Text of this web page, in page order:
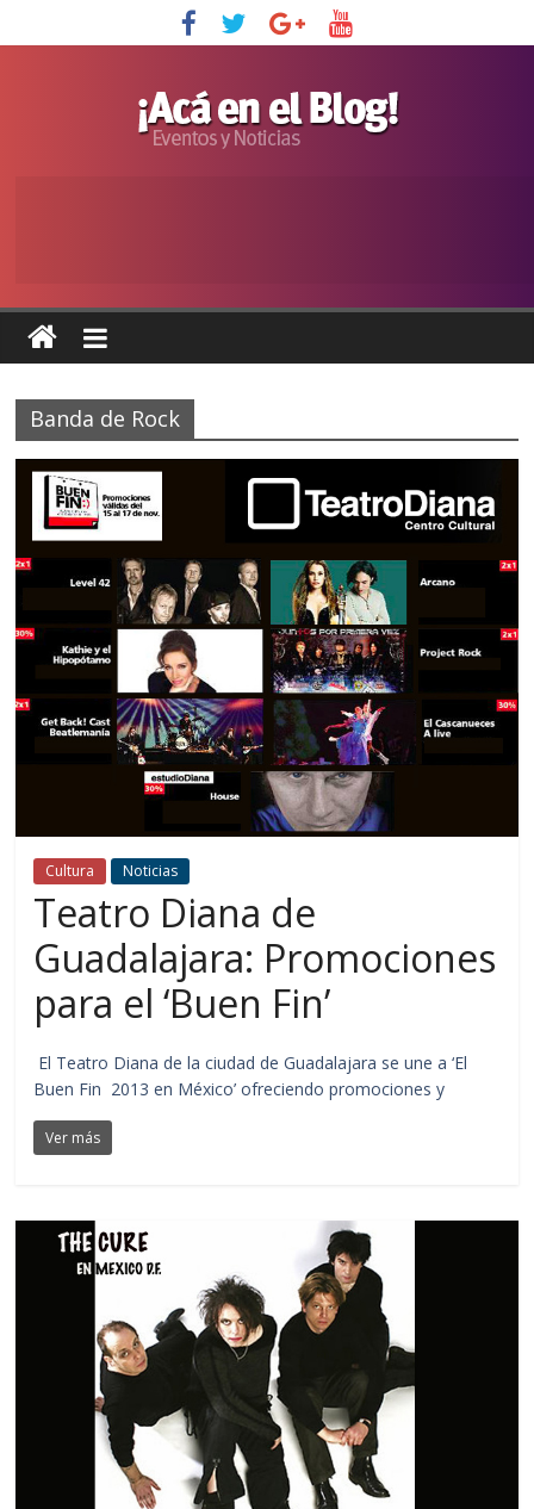
Banda de Rock
Cultura Noticias
Teatro Diana de
Guadalajara: Promociones
para el ‘Buen Fin’
El Teatro Diana de la ciudad de Guadalajara se une a ‘El
Buen Fin 2013 en México’ ofreciendo promociones y
Ver más